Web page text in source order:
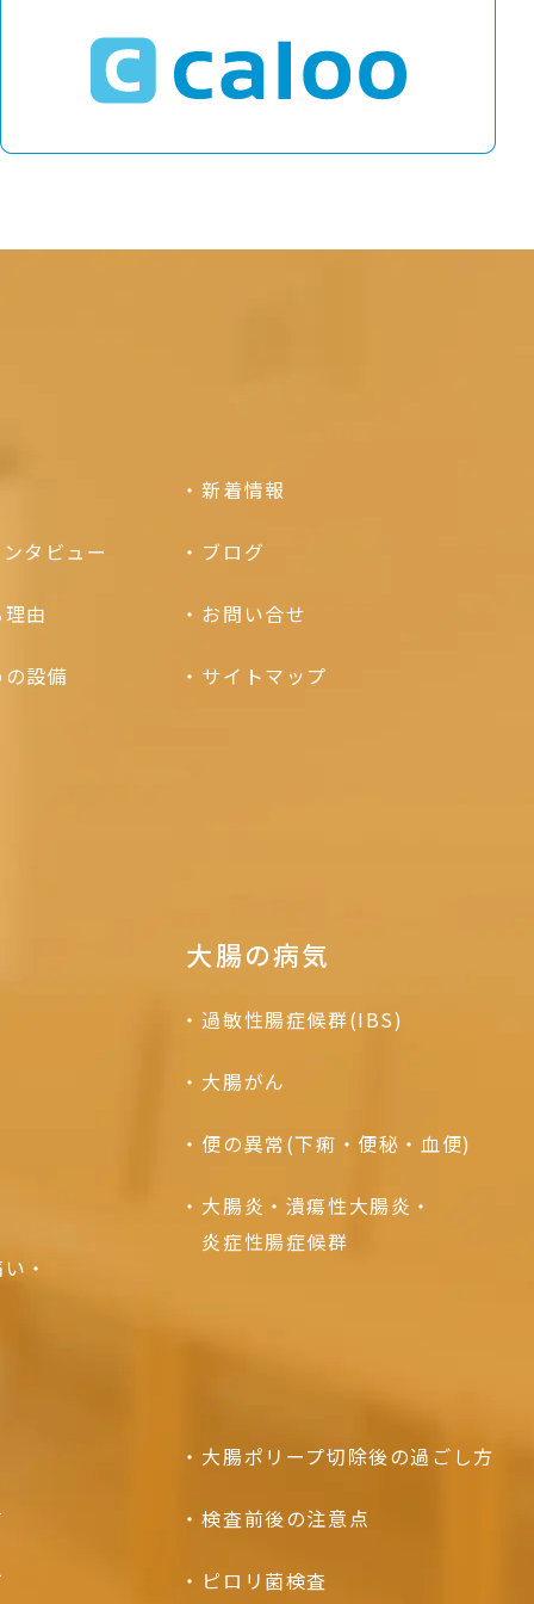
タビュー
由
設備
新着情報
ブログ
お問い合せ
サイトマップ
・
大腸の病気
過敏性腸症候群(IBS)
大腸がん
便の異常(下痢・便秘・血便)
大腸炎・潰瘍性大腸炎・
炎症性腸症候群
大腸ポリープ切除後の過ごし方
検査前後の注意点
ピロリ菌検査